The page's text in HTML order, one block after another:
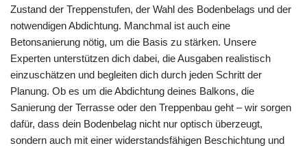
Zustand der Treppenstufen, der Wahl des Bodenbelags und der
notwendigen Abdichtung. Manchmal ist auch eine
Betonsanierung nötig, um die Basis zu stärken. Unsere
Experten unterstützen dich dabei, die Ausgaben realistisch
einzuschätzen und begleiten dich durch jeden Schritt der
Planung. Ob es um die Abdichtung deines Balkons, die
Sanierung der Terrasse oder den Treppenbau geht – wir sorgen
dafür, dass dein Bodenbelag nicht nur optisch überzeugt,
sondern auch mit einer widerstandsfähigen Beschichtung und